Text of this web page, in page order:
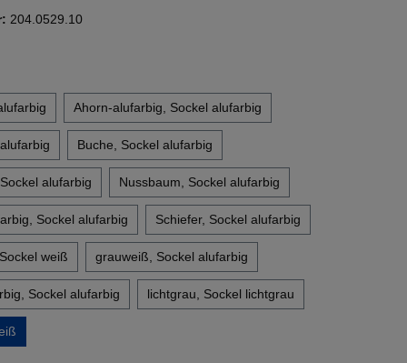
204.0529.10
Ahorn-alufarbig, Sockel alufarbig
Buche, Sockel alufarbig
alufarbig Nussbaum, Sockel alufarbig
Sockel alufarbig Schiefer, Sockel alufarbig
weiß grauweiß, Sockel alufarbig
Sockel alufarbig lichtgrau, Sockel lichtgrau